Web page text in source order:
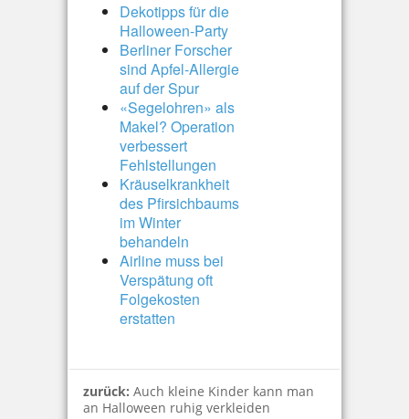
Dekotipps für die
Halloween-Party
Berliner Forscher
sind Apfel-Allergie
auf der Spur
«Segelohren» als
Makel? Operation
verbessert
Fehlstellungen
Kräuselkrankheit
des Pfirsichbaums
im Winter
behandeln
Airline muss bei
Verspätung oft
Folgekosten
erstatten
zurück: Auch kleine Kinder kann man
an Halloween ruhig verkleiden